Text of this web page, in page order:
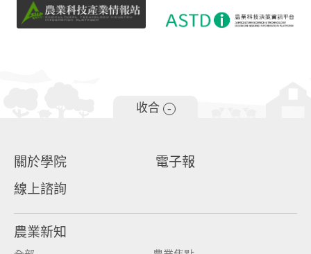
收合 -
關於學院
電子報
線上諮詢
農業新知